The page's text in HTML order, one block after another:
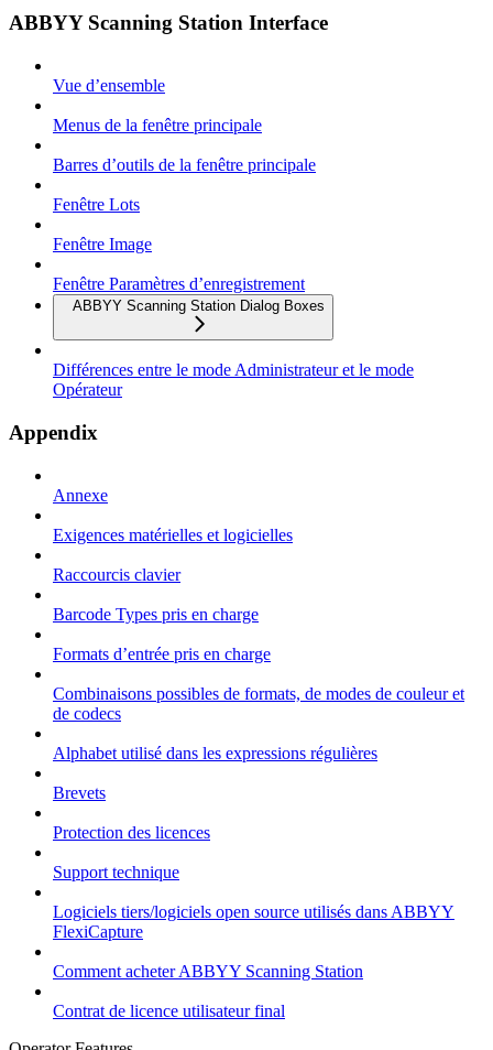
ABBYY Scanning Station Interface
Vue d’ensemble
Menus de la fenêtre principale
Barres d’outils de la fenêtre principale
Fenêtre Lots
Fenêtre Image
Fenêtre Paramètres d’enregistrement
ABBYY Scanning Station Dialog Boxes
Différences entre le mode Administrateur et le mode
Opérateur
Appendix
Annexe
Exigences matérielles et logicielles
Raccourcis clavier
Barcode Types pris en charge
Formats d’entrée pris en charge
Combinaisons possibles de formats, de modes de couleur et
de codecs
Alphabet utilisé dans les expressions régulières
Brevets
Protection des licences
Support technique
Logiciels tiers/logiciels open source utilisés dans ABBYY
FlexiCapture
Comment acheter ABBYY Scanning Station
Contrat de licence utilisateur final